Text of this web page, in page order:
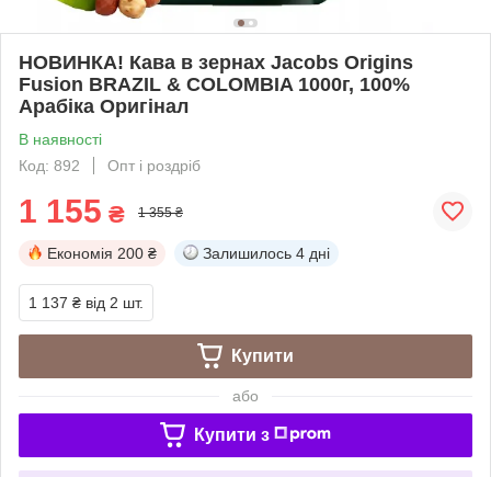
НОВИНКА! Кава в зернах Jacobs Origins
Fusion BRAZIL & COLOMBIA 1000г, 100%
Арабіка Оригінал
В наявності
Код: 892
Опт і роздріб
1 155 ₴ 1 355 ₴
Економія 200 ₴ Залишилось 4 дні
1 137 ₴ від 2 шт.
Купити
або
Купити з